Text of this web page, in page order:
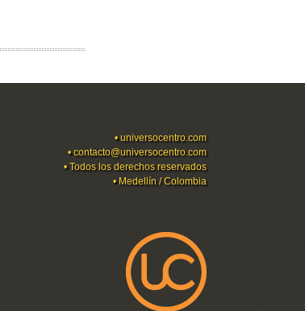
•universocentro.com
•contacto@universocentro.com
• Todos los derechos reservados
• Medellín / Colombia